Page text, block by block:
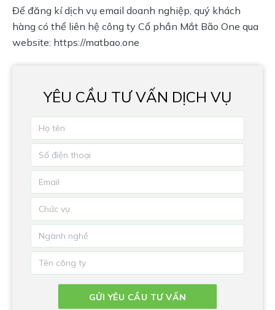
Để đăng kí dịch vụ email doanh nghiệp, quý khách
hàng có thể liên hệ công ty Cổ phần Mắt Bão One qua
website: https://matbao.one
YÊU CẦU TƯ VẤN DỊCH VỤ